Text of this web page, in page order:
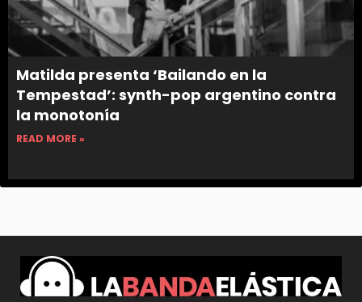
Matilda presenta ‘Bailando en la
Tempestad’: synth-pop argentino contra
la monotonía
READ MORE »